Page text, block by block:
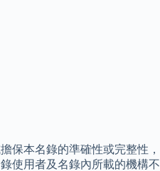
保本名錄的準確性或完整性，
使用者及名錄內所載的機構不